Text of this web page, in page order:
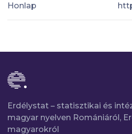
Honlap
Erdélystat – statisztikai és
magyar nyelven Romániáról,
magyarokról